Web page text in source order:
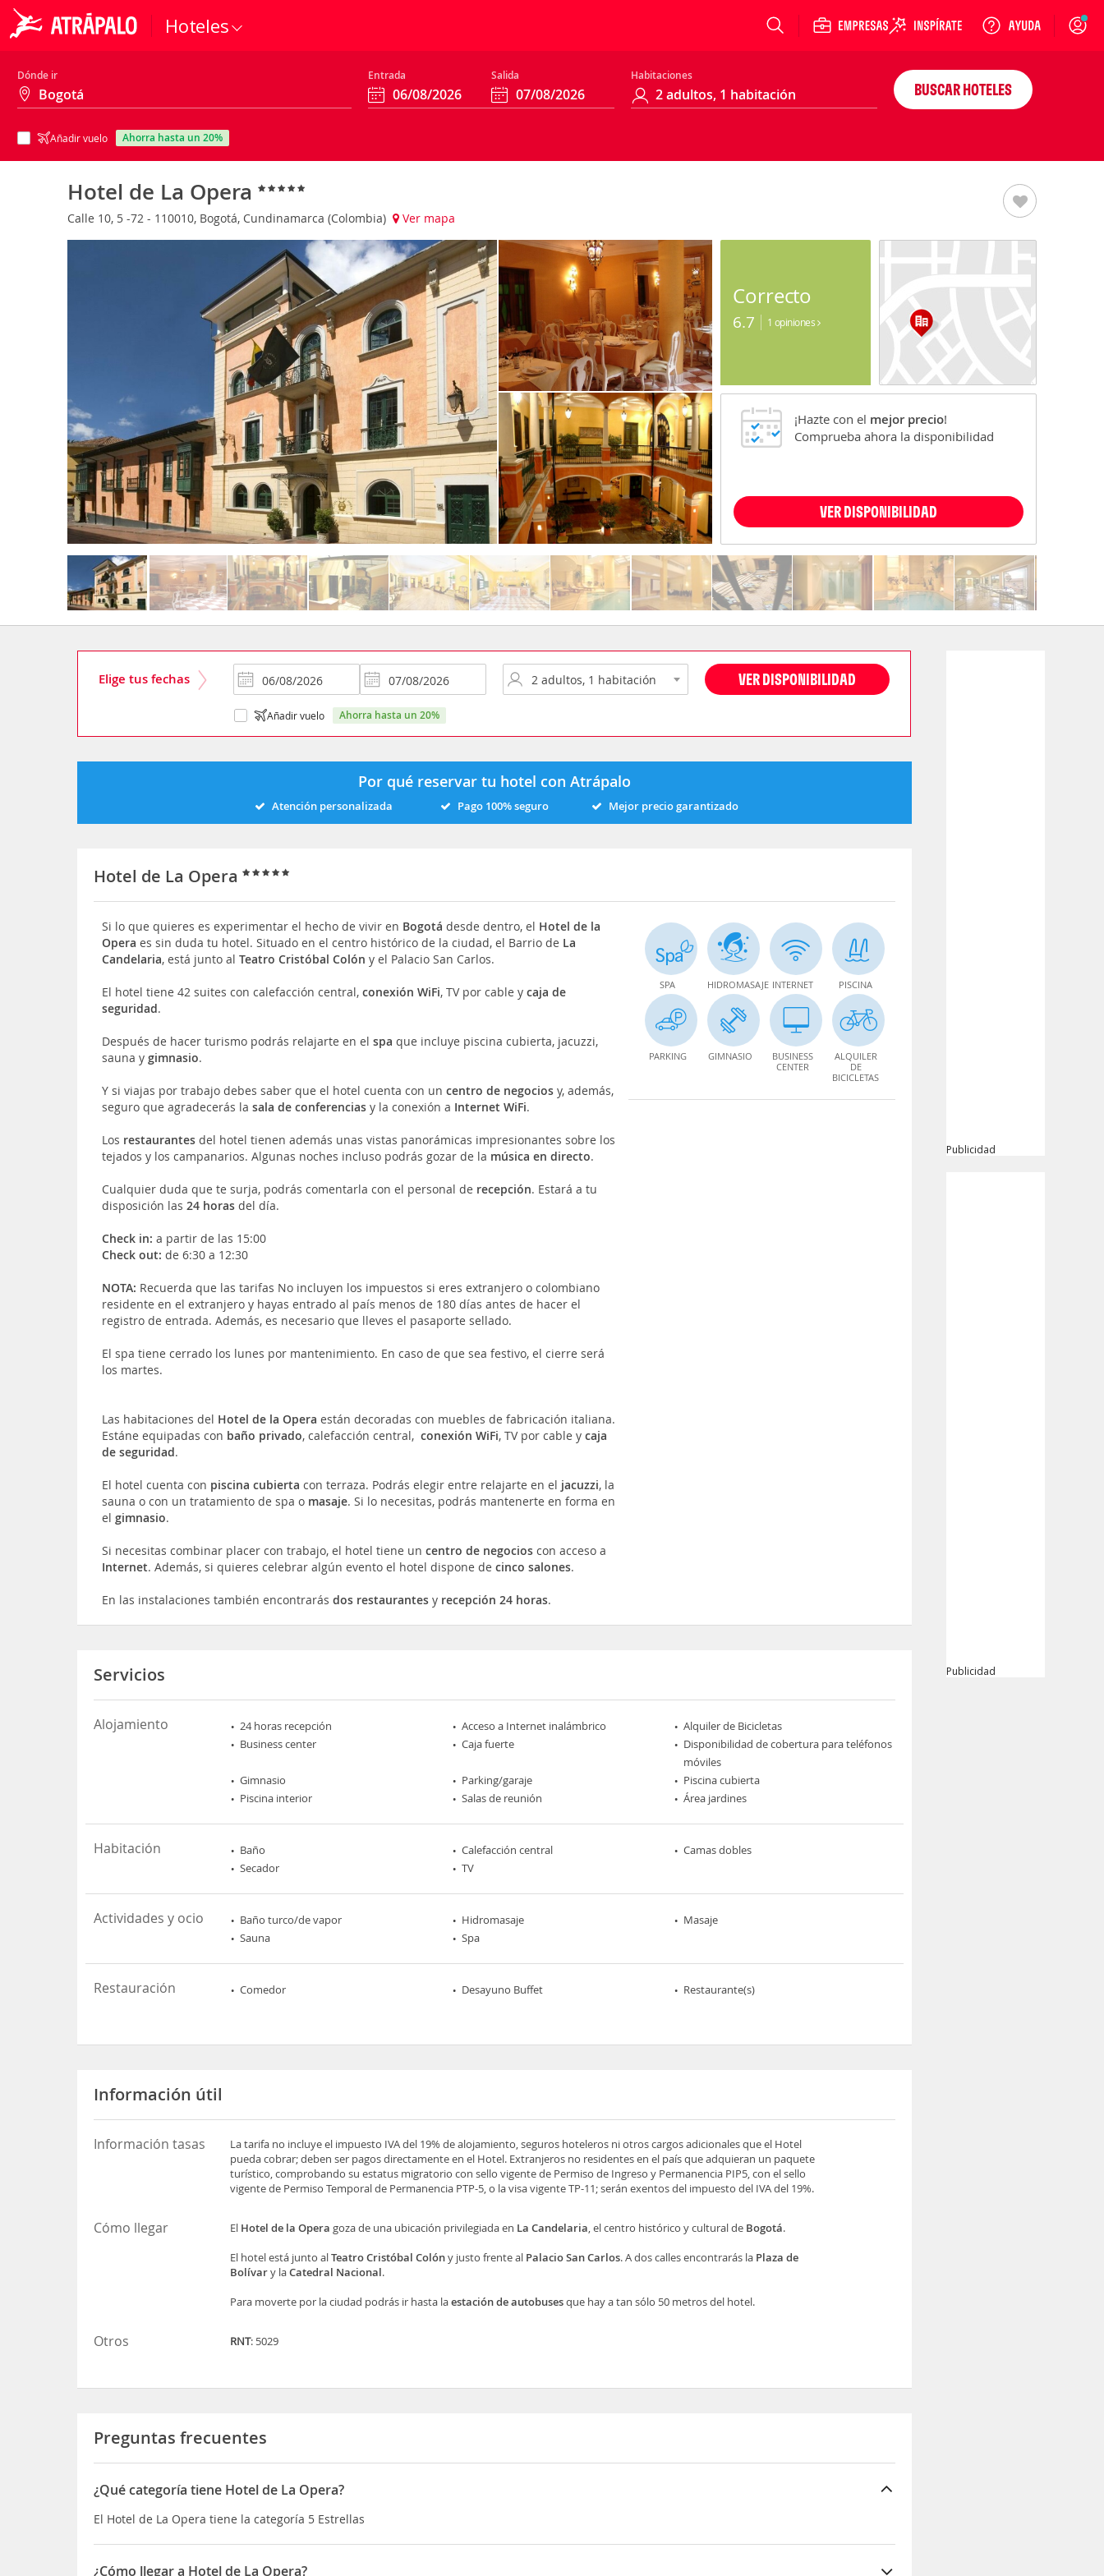
Hoteles Login
Dónde ir Entrada Salida Habitaciones
Añadir vuelo ahorra hasta un 20%
BUSCAR HOTELES
Hotel de La Opera
Calle 10, 5 -72 - 110010, Bogotá, Cundinamarca (Colombia) Ver mapa
Correcto
6.7 1 opiniones
¡Hazte con el mejor precio!
Comprueba ahora la disponibilidad
VER DISPONIBILIDAD
Elige tus fechas VER DISPONIBILIDAD
Añadir vuelo ahorra hasta un 20%
Por qué reservar tu hotel con Atrápalo
Atención personalizada Pago 100% seguro Mejor precio garantizado
Hotel de La Opera
Si lo que quieres es experimentar el hecho de vivir en Bogotádesde dentro, el Hotel de la
Opera es sin duda tu hotel. Situado en el centro histórico de la ciudad, el Barrio de La
Candelaria, está junto alTeatro Cristóbal Colón y el Palacio San Carlos.
El hotel tiene 42 suites con calefacción central,conexión WiFi, TV por cable ycaja de
seguridad.
Después de hacer turismo podrás relajarte en elspa que incluye piscina cubierta, jacuzzi,
sauna ygimnasio.
Y si viajas por trabajo debes saber que el hotel cuenta con uncentro de negocios y, además,
seguro que agradecerás la sala de conferencias y la conexión a Internet WiFi.
Los restaurantes del hotel tienen además unas vistas panorámicas impresionantes sobre los
tejados y los campanarios. Algunas noches incluso podrás gozar de la música en directo.
Cualquier duda que te surja, podrás comentarla con el personal de recepción. Estará a tu
disposición las24 horas del día.
Check in: a partir de las 15:00
Check out: de 6:30 a 12:30
NOTA: Recuerda que las tarifas No incluyen los impuestos si eres extranjero o colombiano
residente en el extranjero y hayas entrado al país menos de 180 días antes de hacer el
registro de entrada. Además, es necesario que lleves el pasaporte sellado.
El spa tiene cerrado los lunes por mantenimiento. En caso de que sea festivo, el cierre será
los martes.
Las habitaciones del Hotel de la Opera están decoradas con muebles de fabricación italiana.
Estáne equipadas con baño privado, calefacción central, conexión WiFi, TV por cable ycaja
de seguridad.
El hotel cuenta con piscina cubierta con terraza. Podrás elegir entre relajarte en el jacuzzi, la
sauna o con un tratamiento de spa o masaje. Si lo necesitas, podrás mantenerte en forma en
elgimnasio.
Si necesitas combinar placer con trabajo, el hotel tiene uncentro de negocioscon acceso a
Internet. Además, si quieres celebrar algún evento el hotel dispone decinco salones.
En las instalaciones también encontrarásdos restaurantesy recepción 24 horas.
SPA HIDROMASAJE INTERNET PISCINA
PARKING GIMNASIO
BUSINESS
CENTER
ALQUILER
DE
BICICLETAS
Servicios
Alojamiento 24 horas recepción Acceso a Internet inalámbrico
Alquiler de Bicicletas
Business center
Caja fuerte
Disponibilidad de cobertura para teléfonos
móviles
Gimnasio
Parking/garaje
Piscina cubierta
Piscina interior
Salas de reunión Área jardines
Habitación Baño Calefacción central
Camas dobles
Secador
TV
Actividades y ocio Baño turco/de vapor Hidromasaje
Masaje
Sauna
Spa
Restauración Comedor Desayuno Buffet Restaurante(s)
Información útil
Información tasas
La tarifa no incluye el impuesto IVA del 19% de alojamiento, seguros hoteleros ni otros cargos adicionales que el Hotel
pueda cobrar; deben ser pagos directamente en el Hotel. Extranjeros no residentes en el país que adquieran un paquete
turístico, comprobando su estatus migratorio con sello vigente de Permiso de Ingreso y Permanencia PIP5, con el sello
vigente de Permiso Temporal de Permanencia PTP-5, o la visa vigente TP-11; serán exentos del impuesto del IVA del 19%.
Cómo llegar El Hotel de la Opera goza de una ubicación privilegiada en La Candelaria, el centro histórico y cultural de Bogotá.
El hotel está junto alTeatro Cristóbal Colóny justo frente al Palacio San Carlos. A dos calles encontrarás la Plaza de
Bolívary laCatedral Nacional.
Para moverte por la ciudad podrás ir hasta laestación de autobusesque hay a tan sólo 50 metros del hotel.
Otros RNT: 5029
Preguntas frecuentes
¿Qué categoría tiene Hotel de La Opera?
El Hotel de La Opera tiene la categoría 5 Estrellas
¿Cómo llegar a Hotel de La Opera?
Publicidad
Publicidad